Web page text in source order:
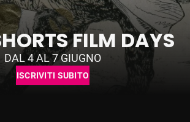
FILM DAYS
DAL 4 AL 7 GIUGNO
ISCRIVITI SUBITO